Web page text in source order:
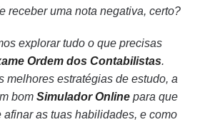
receber uma nota negativa, certo?
explorar tudo o que precisas
Ordem dos Contabilistas.
melhores estratégias de estudo, a
bom Simulador Online para que
afinar as tuas habilidades, e como